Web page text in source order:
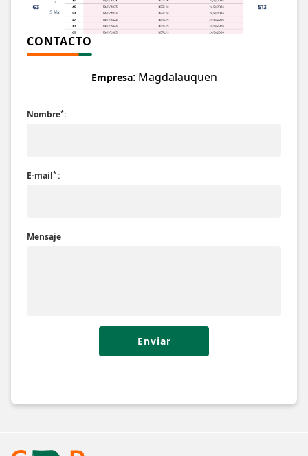
CONTACTO
Empresa: Magdalauquen
Nombre*:
E-mail*:
Mensaje
Enviar